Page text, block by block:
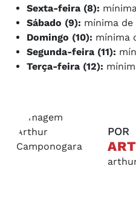
Sexta-feira (8):
Sábado (9): mínima de
Domingo (10): mínima
Segunda-feira (11):
Terça-feira (12):
POR